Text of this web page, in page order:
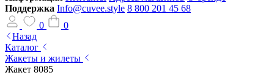
Поддержка Info@cuvee.style 8 800 201 45 68
0
0
Назад
Каталог
Жакеты и жилеты
Жакет 8085